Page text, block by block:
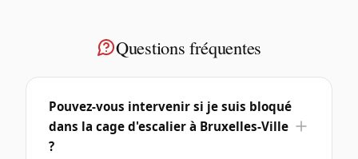
Questions fréquentes
Pouvez-vous intervenir si je suis bloqué
dans la cage d'escalier à Bruxelles-Ville
?